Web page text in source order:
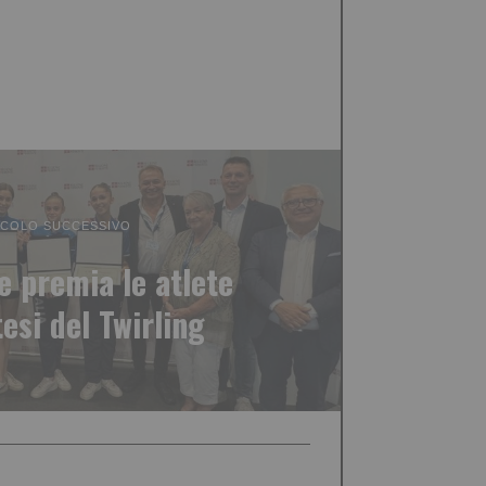
SUCCESSIVO
premia le atlete
del Twirling